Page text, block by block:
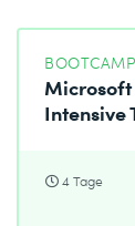
BOOTCAMP
Intensive
4 Tage